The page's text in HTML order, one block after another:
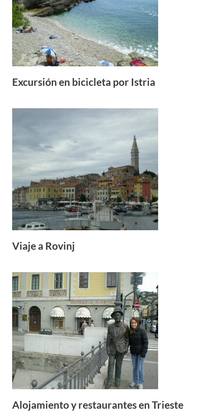
Excursión en bicicleta por Istria
Viaje a Rovinj
Alojamiento y restaurantes en Trieste